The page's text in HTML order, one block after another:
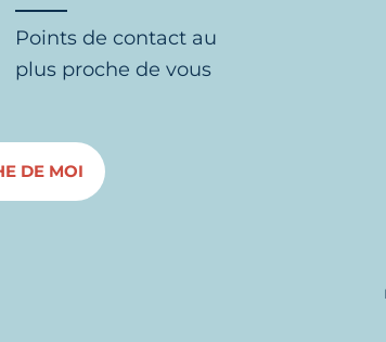
Points de contact au
plus proche de vous
DE MOI